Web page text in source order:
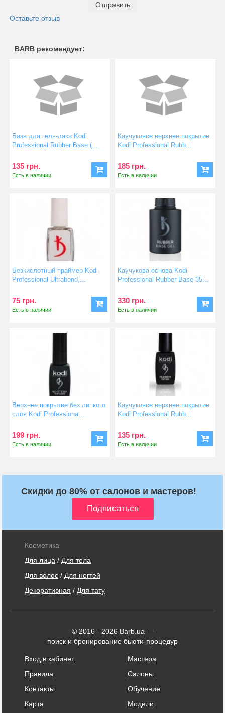
Отправить
Оставьте отзыв
BARB рекомендует:
База для гель-лака Kodi
Professional Rubber Base (...
135 грн.
Есть в наличии
Каучуковое верхнее покрытие
Kodi Professional Rubb...
185 грн.
Есть в наличии
Безкислотный праймер Kodi
Professional Ultrabond,...
75 грн.
Есть в наличии
Каучукова основа Kodi
Professional Rubber Base 35...
330 грн.
Есть в наличии
Верхнее покрытие без липкого
слоя Kodi Professiona...
199 грн.
Есть в наличии
Каучуковое верхнее покрытие
Kodi Professional Rubb...
135 грн.
Есть в наличии
Скидки до 80% от салонов и мастеров!
Косметика
Для лица / Для тела
Для волос / Для ногтей
Декоративная / Для тату
© 2016 - 2026 Barb.ua —
поиск и бронирование бьюти-процедур
Вход в кабинет
Правила
Контакты
Карта
Мастера
Салоны
Обучение
Модели